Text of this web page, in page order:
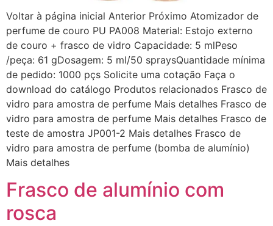
Voltar à página inicial Anterior Próximo Atomizador de
perfume de couro PU PA008 Material: Estojo externo
de couro + frasco de vidro Capacidade: 5 mlPeso
/peça: 61 gDosagem: 5 ml/50 spraysQuantidade mínima
de pedido: 1000 pçs Solicite uma cotação Faça o
download do catálogo Produtos relacionados Frasco de
vidro para amostra de perfume Mais detalhes Frasco de
vidro para amostra de perfume Mais detalhes Frasco de
teste de amostra JP001-2 Mais detalhes Frasco de
vidro para amostra de perfume (bomba de alumínio)
Mais detalhes
Frasco de alumínio com
rosca